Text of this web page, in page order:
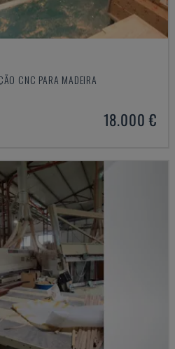
CNC PARA MADEIRA
18.000 €